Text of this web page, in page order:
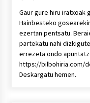
Gaur gure hiru iratxoak
Hainbesteko
ezertan pentsatu.
partekatu nahi
errezeta ondo
https://bilbohiria.com/
Deskargatu hemen.